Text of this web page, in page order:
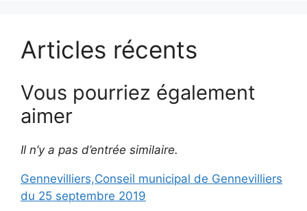
Articles récents
Vous pourriez également
aimer
Il n’y a pas d’entrée similaire.
Gennevilliers,Conseil municipal de Gennevilliers
du 25 septembre 2019